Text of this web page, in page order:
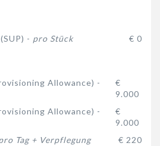
- pro Stück € 0
Allowance) -
€
9.000
Allowance) -
€
9.000
Tag + Verpflegung
€ 220